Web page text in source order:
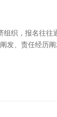
组织，报名往往
发、责任经历